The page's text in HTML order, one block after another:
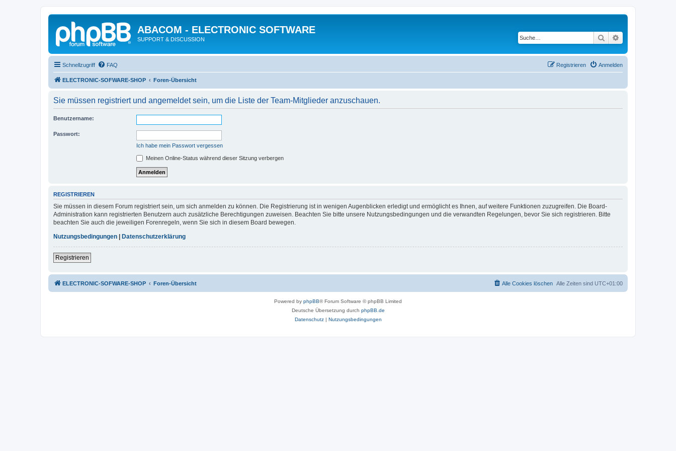
ABACOM - ELECTRONIC SOFTWARE
SUPPORT & DISCUSSION Suche
Schnellzugriff FAQ Anmelden
Registrieren
ELECTRONIC-SOFWARE-SHOP Foren-Übersicht
Sie müssen registriert und angemeldet sein, um die Liste der Team-Mitglieder anzuschauen.
Benutzername:
Passwort:
Ich habe mein Passwort vergessen
Meinen Online-Status während dieser Sitzung verbergen
REGISTRIEREN
Sie müssen in diesem Forum registriert sein, um sich anmelden zu können. Die Registrierung ist in wenigen Augenblicken erledigt und ermöglicht es Ihnen, auf weitere Funktionen zuzugreifen. Die Board-
Administration kann registrierten Benutzern auch zusätzliche Berechtigungen zuweisen. Beachten Sie bitte unsere Nutzungsbedingungen und die verwandten Regelungen, bevor Sie sich registrieren. Bitte
beachten Sie auch die jeweiligen Forenregeln, wenn Sie sich in diesem Board bewegen.
Nutzungsbedingungen | Datenschutzerklärung
Registrieren
ELECTRONIC-SOFWARE-SHOP Foren-Übersicht Alle Zeiten sind UTC+01:00
Alle Cookies löschen
Powered by phpBB® Forum Software © phpBB Limited
Deutsche Übersetzung durch phpBB.de
Datenschutz| Nutzungsbedingungen